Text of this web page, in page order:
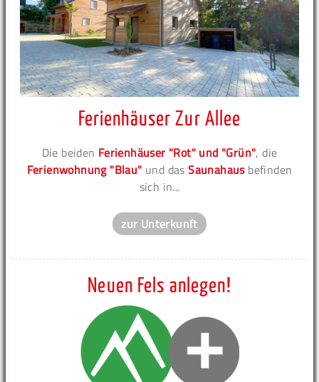
Ferienhäuser Zur Allee
Die beiden Ferienhäuser "Rot" und "Grün", die
Ferienwohnung "Blau" und dasSaunahausbefinden
sich in...
zur Unterkunft
Neuen Fels anlegen!